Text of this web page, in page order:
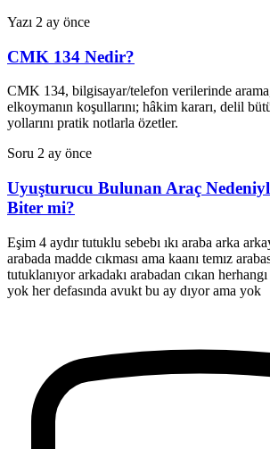
Yazı 2 ay önce
CMK 134 Nedir?
CMK 134, bilgisayar/telefon verilerinde
elkoymanın koşullarını; hâkim kararı, delil
yollarını pratik notlarla özetler.
Soru 2 ay önce
Uyuşturucu Bulunan Araç
Biter mi?
Eşim 4 aydır tutuklu sebebı ıkı araba arka
arabada madde cıkması ama kaanı temız
tutuklanıyor arkadakı arabadan cıkan herhangı
yok her defasında avukt bu ay dıyor ama yok